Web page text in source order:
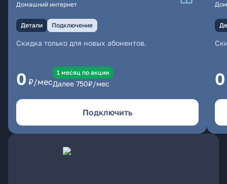
Домашний интернет
Детали Подключение
Скидка только для новых абонентов.
0 ₽/мес
1 месяц по акции
Далее 750₽/мес
Подключить
0